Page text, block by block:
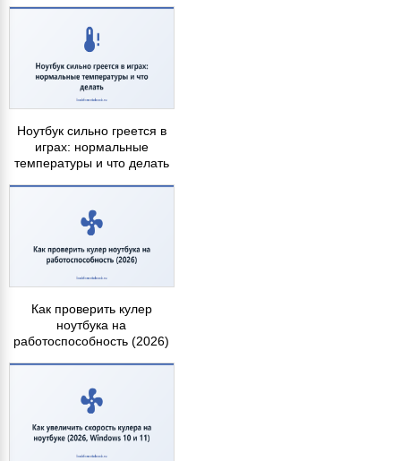
Ноутбук сильно греется в
играх: нормальные
температуры и что делать
Как проверить кулер
ноутбука на
работоспособность (2026)